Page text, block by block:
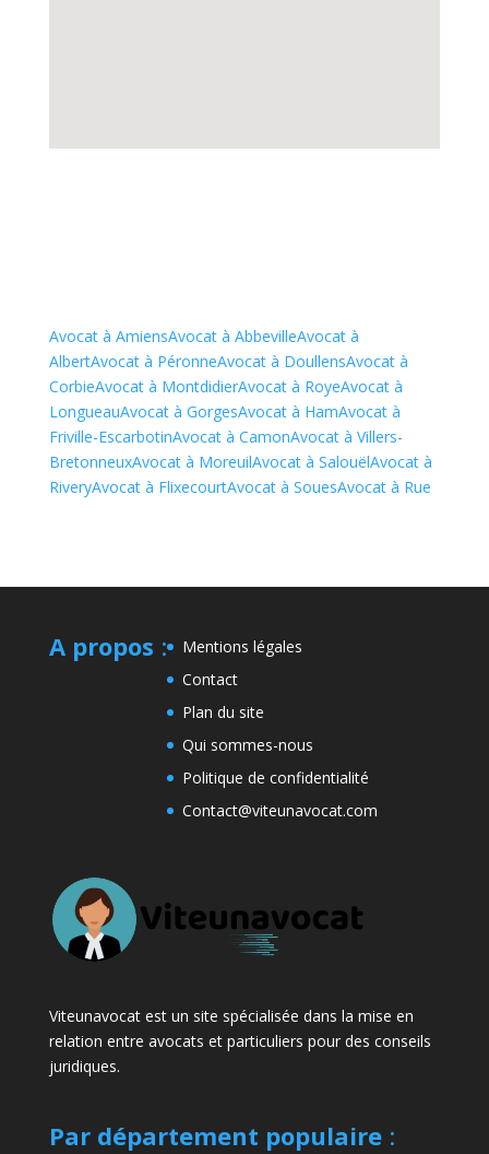
Avocat à AmiensAvocat à AbbevilleAvocat à
AlbertAvocat à PéronneAvocat à DoullensAvocat à
CorbieAvocat à MontdidierAvocat à RoyeAvocat à
LongueauAvocat à GorgesAvocat à HamAvocat à
Friville-EscarbotinAvocat à CamonAvocat à Villers-
BretonneuxAvocat à MoreuilAvocat à SalouëlAvocat à
RiveryAvocat à FlixecourtAvocat à SouesAvocat à Rue
A propos :
Mentions légales
Contact
Plan du site
Qui sommes-nous
Politique de confidentialité
Contact@viteunavocat.com
Viteunavocat est un site spécialisée dans la mise en
relation entre avocats et particuliers pour des conseils
juridiques.
Par département populaire: